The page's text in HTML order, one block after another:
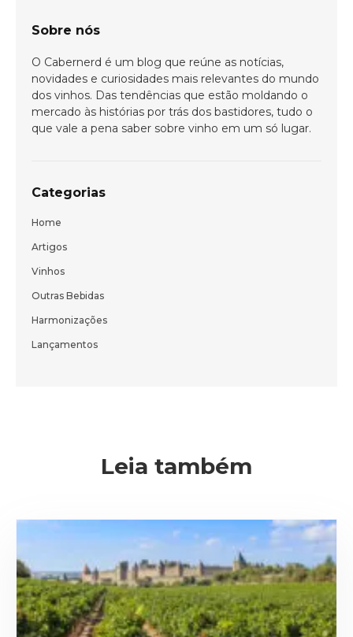
Sobre nós
O Cabernerd é um blog que reúne as notícias,
novidades e curiosidades mais relevantes do mundo
dos vinhos. Das tendências que estão moldando o
mercado às histórias por trás dos bastidores, tudo o
que vale a pena saber sobre vinho em um só lugar.
Categorias
Home
Artigos
Vinhos
Outras Bebidas
Harmonizações
Lançamentos
Leia também